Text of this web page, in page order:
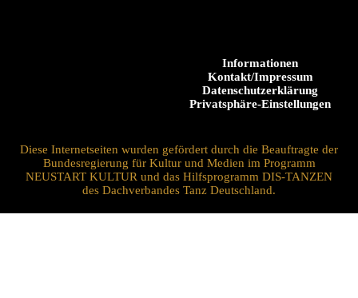
Informationen
Kontakt/Impressum
Datenschutzerklärung
Privatsphäre-Einstellungen
Diese Internetseiten wurden gefördert durch die Beauftragte der
Bundesregierung für Kultur und Medien im Programm
NEUSTART KULTUR und das Hilfsprogramm DIS-TANZEN
des Dachverbandes Tanz Deutschland.